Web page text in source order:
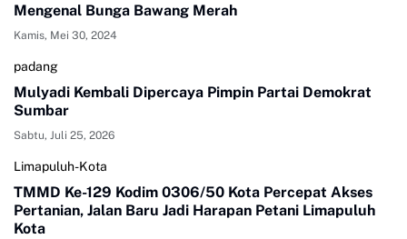
Mengenal Bunga Bawang Merah
Kamis, Mei 30, 2024
padang
Mulyadi Kembali Dipercaya Pimpin Partai Demokrat
Sumbar
Sabtu, Juli 25, 2026
Limapuluh-Kota
TMMD Ke-129 Kodim 0306/50 Kota Percepat Akses
Pertanian, Jalan Baru Jadi Harapan Petani Limapuluh
Kota